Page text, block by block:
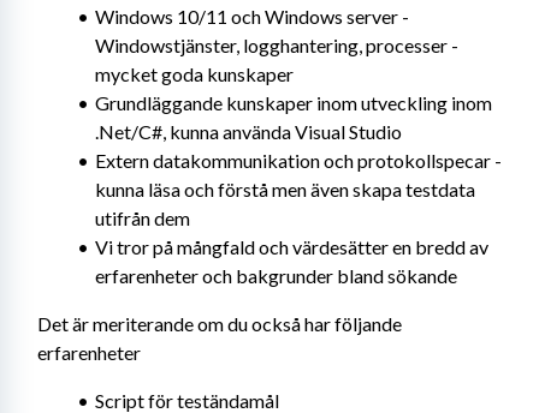
Windows 10/11 och Windows server -
Windowstjänster, logghantering, processer -
mycket goda kunskaper
Grundläggande kunskaper inom utveckling inom
.Net/C#, kunna använda Visual Studio
Extern datakommunikation och protokollspecar -
kunna läsa och förstå men även skapa testdata
utifrån dem
Vi tror på mångfald och värdesätter en bredd av
erfarenheter och bakgrunder bland sökande
Det är meriterande om du också har följande
erfarenheter
Script för teständamål